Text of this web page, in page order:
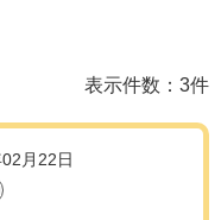
表示件数：3件
月22日